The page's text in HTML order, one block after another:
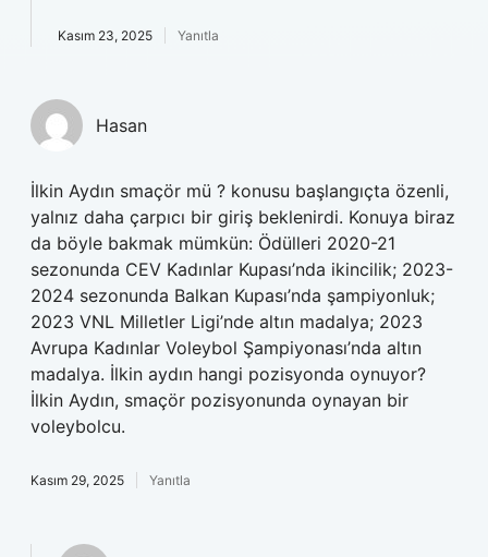
Kasım 23, 2025 Yanıtla
Hasan
İlkin Aydın smaçör mü ? konusu başlangıçta özenli,
yalnız daha çarpıcı bir giriş beklenirdi. Konuya biraz
da böyle bakmak mümkün: Ödülleri 2020-21
sezonunda CEV Kadınlar Kupası’nda ikincilik; 2023-
2024 sezonunda Balkan Kupası’nda şampiyonluk;
2023 VNL Milletler Ligi’nde altın madalya; 2023
Avrupa Kadınlar Voleybol Şampiyonası’nda altın
madalya. İlkin aydın hangi pozisyonda oynuyor?
İlkin Aydın, smaçör pozisyonunda oynayan bir
voleybolcu.
Kasım 29, 2025 Yanıtla